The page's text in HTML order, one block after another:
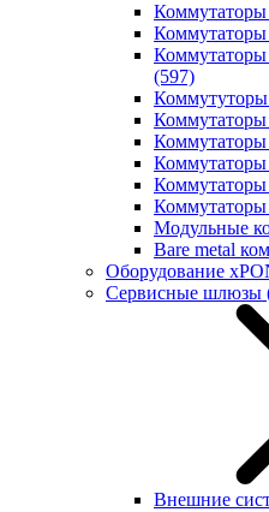
Коммутаторы
Коммутаторы
(597)
Коммутаторы
Коммутаторы
Коммутаторы
Коммутаторы
Коммутаторы
Модульные
Bare metal
Оборудование
Сервисные шлюзы
Внешние